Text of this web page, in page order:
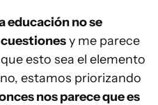
educación no se
y me parece
esto sea el elemento
estamos priorizando
nos parece que es